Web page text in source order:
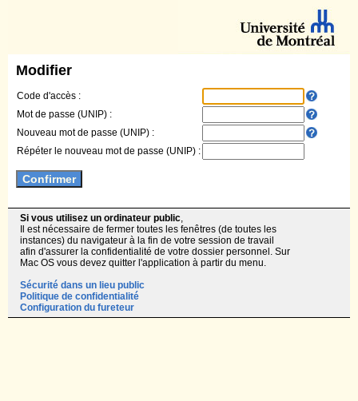
Modifier
Code d'accès :
Mot de passe (UNIP) :
Nouveau mot de passe (UNIP) :
Répéter le nouveau mot de passe (UNIP) :
Si vous utilisez un ordinateur public,
Il est nécessaire de fermer toutes les fenêtres (de toutes les
instances) du navigateur à la fin de votre session de travail
afin d'assurer la confidentialité de votre dossier personnel. Sur
Mac OS vous devez quitter l'application à partir du menu.
Sécurité dans un lieu public
Politique de confidentialité
Configuration du fureteur